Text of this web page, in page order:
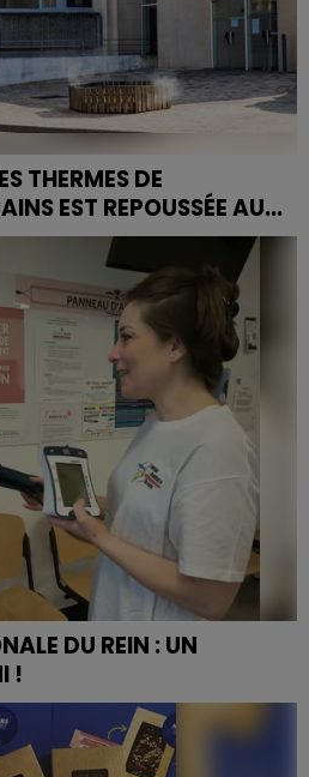
THERMES DE
EST REPOUSSÉE AU...
les-Bains rouvriront deux
le lundi 7 avril au lieu du
de la liquidation...
DU REIN : UN
!
rein se clôturera ce samedi,
et de dépistage
la région.